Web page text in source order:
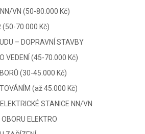
VN (50-80.000 Kč)
(50-70.000 Kč)
– DOPRAVNÍ STAVBY
VEDENÍ (45-70.000 Kč)
(30-45.000 Kč)
(až 45.000 Kč)
STANICE NN/VN
ELEKTRO